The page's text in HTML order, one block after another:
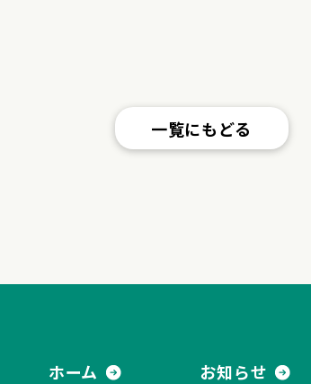
一覧にもどる
会社 都ハウジング
ホーム お知らせ